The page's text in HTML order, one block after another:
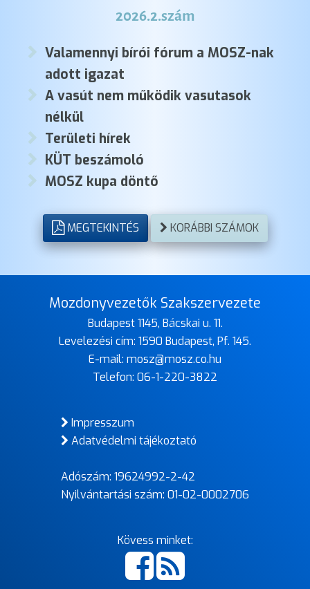
2026.2.szám
Valamennyi bírói fórum a MOSZ-nak
adott igazat
A vasút nem működik vasutasok
nélkül
Területi hírek
KÜT beszámoló
MOSZ kupa döntő
MEGTEKINTÉS KORÁBBI SZÁMOK
Mozdonyvezetők Szakszervezete
Budapest 1145, Bácskai u. 11.
Levelezési cím: 1590 Budapest, Pf. 145.
E-mail: mosz@mosz.co.hu
Telefon: 06-1-220-3822
Impresszum
Adatvédelmi tájékoztató
Adószám: 19624992-2-42
Nyilvántartási szám: 01-02-0002706
Kövess minket: